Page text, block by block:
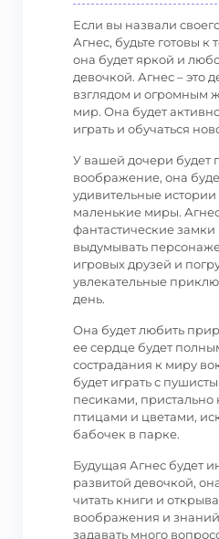
Если вы назвали
Агнес, будьте готовы к
она будет яркой и
девочкой. Агнес – это
взглядом и огромным
мир. Она будет
играть и обучаться
У вашей дочери будет
воображение, она
удивительные истории
маленькие миры. Агнес
фантастические
выдумывать
игровых друзей и
увлекательные
день.
Она будет любить
ее сердце будет
сострадания к миру
будет играть с
песиками, пристально
птицами и цветами,
бабочек в парке.
Будущая Агнес будет
развитой девочкой,
читать книги и
воображения и
задавать много